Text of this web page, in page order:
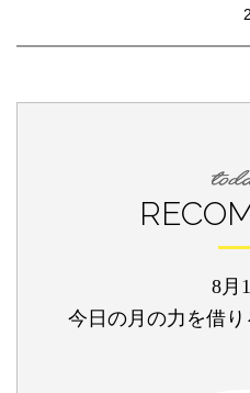
8月
今日の月の力を借